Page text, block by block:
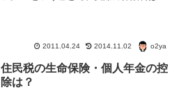
と地震保険料、ト...
2011.04.24 2014.11.02 o2ya
住民税の生命保険・個人年金の控
除は？